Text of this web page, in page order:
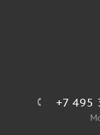
+7 495